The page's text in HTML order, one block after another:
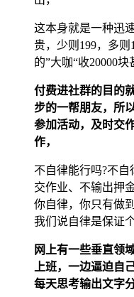
这本身就是一种迅
贵，少则199，多则
的”大咖“收20000块
付费进社群的目的
步的一帮朋友，所
参加活动，及时交
作，
不自律能行吗?不
交作业、不输出押
你自律，你只有做
我们说自律是保证
网上有一些垂直领
上班，一边逼迫自
每天思考输出文字分